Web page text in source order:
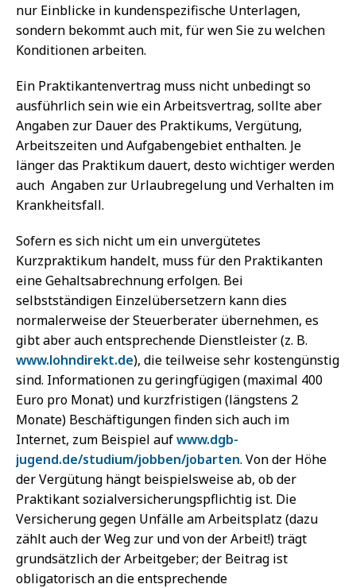
nur Einblicke in kundenspezifische Unterlagen,
sondern bekommt auch mit, für wen Sie zu welchen
Konditionen arbeiten.
Ein Praktikantenvertrag muss nicht unbedingt so
ausführlich sein wie ein Arbeitsvertrag, sollte aber
Angaben zur Dauer des Praktikums, Vergütung,
Arbeitszeiten und Aufgabengebiet enthalten. Je
länger das Praktikum dauert, desto wichtiger werden
auch Angaben zur Urlaubregelung und Verhalten im
Krankheitsfall.
Sofern es sich nicht um ein unvergütetes
Kurzpraktikum handelt, muss für den Praktikanten
eine Gehaltsabrechnung erfolgen. Bei
selbstständigen Einzelübersetzern kann dies
normalerweise der Steuerberater übernehmen, es
gibt aber auch entsprechende Dienstleister (z. B.
www.lohndirekt.de), die teilweise sehr kostengünstig
sind. Informationen zu geringfügigen (maximal 400
Euro pro Monat) und kurzfristigen (längstens 2
Monate) Beschäftigungen finden sich auch im
Internet, zum Beispiel aufwww.dgb-
jugend.de/studium/jobben/jobarten. Von der Höhe
der Vergütung hängt beispielsweise ab, ob der
Praktikant sozialversicherungspflichtig ist. Die
Versicherung gegen Unfälle am Arbeitsplatz (dazu
zählt auch der Weg zur und von der Arbeit!) trägt
grundsätzlich der Arbeitgeber; der Beitrag ist
obligatorisch an die entsprechende